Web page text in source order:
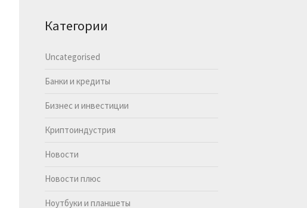
Категории
Uncategorised
Банки и кредиты
Бизнес и инвестиции
Криптоиндустрия
Новости
Новости плюс
Ноутбуки и планшеты